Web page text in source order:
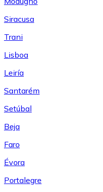
Siracusa
Trani
Lisboa
Leiría
Santarém
Setúbal
Beja
Faro
Évora
Portalegre